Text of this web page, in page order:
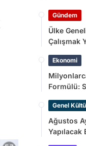
Gündem
Ülke
Çalışmak
Ekonomi
Formülü:
Genel
Ağustos